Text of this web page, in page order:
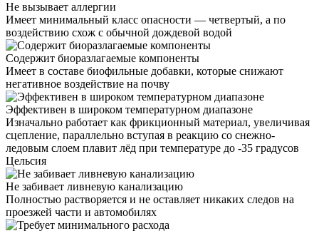
Не вызывает аллергии
Имеет минимальный класс опасности — четвертый, а по
воздействию схож с обычной дождевой водой
Содержит биоразлагаемые компоненты
Имеет в составе биофильные добавки, которые снижают
негативное воздействие на почву
Эффективен в широком температурном диапазоне
Изначально работает как фрикционный материал, увеличивая
сцепление, параллельно вступая в реакцию со снежно-
ледовым слоем плавит лёд при температуре до -35 градусов
Цельсия
Не забивает ливневую канализацию
Полностью растворяется и не оставляет никаких следов на
проезжей части и автомобилях